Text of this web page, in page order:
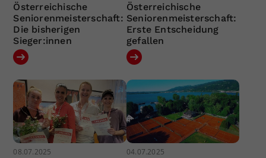
Österreichische
Seniorenmeisterschaft:
Die bisherigen
Sieger:innen
Österreichische
Seniorenmeisterschaft:
Erste Entscheidung
gefallen
08.07.2025 04.07.2025